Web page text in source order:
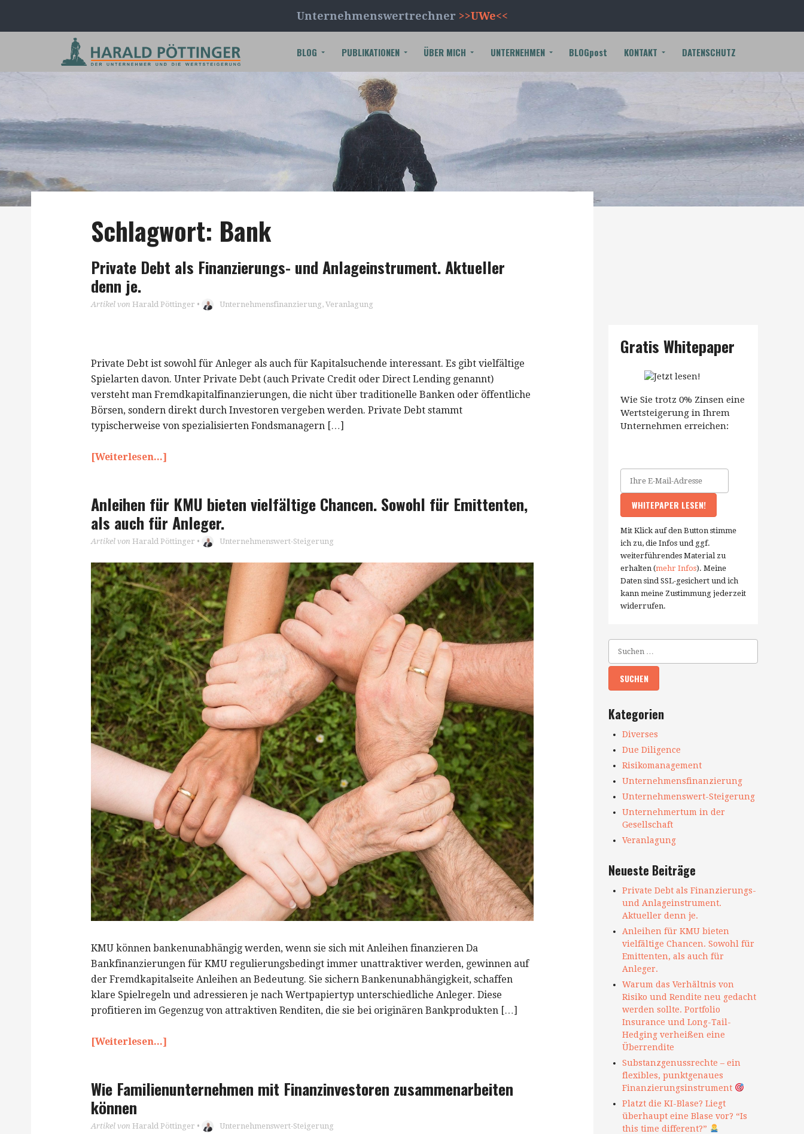
Unternehmenswertrechner >>UWe<<
BLOG PUBLIKATIONEN ÜBER MICH UNTERNEHMEN BLOGpost KONTAKT DATENSCHUTZ
Schlagwort: Bank
Private Debt als Finanzierungs- und Anlageinstrument. Aktueller
denn je.
Artikel von Harald Pöttinger • Unternehmensfinanzierung, Veranlagung
Private Debt ist sowohl für Anleger als auch für Kapitalsuchende interessant. Es gibt vielfältige
Spielarten davon. Unter Private Debt (auch Private Credit oder Direct Lending genannt)
versteht man Fremdkapitalfinanzierungen, die nicht über traditionelle Banken oder öffentliche
Börsen, sondern direkt durch Investoren vergeben werden. Private Debt stammt
typischerweise von spezialisierten Fondsmanagern […]
[Weiterlesen...]
Anleihen für KMU bieten vielfältige Chancen. Sowohl für Emittenten,
als auch für Anleger.
Artikel von Harald Pöttinger • Unternehmenswert-Steigerung
KMU können bankenunabhängig werden, wenn sie sich mit Anleihen finanzieren Da
Bankfinanzierungen für KMU regulierungsbedingt immer unattraktiver werden, gewinnen auf
der Fremdkapitalseite Anleihen an Bedeutung. Sie sichern Bankenunabhängigkeit, schaffen
klare Spielregeln und adressieren je nach Wertpapiertyp unterschiedliche Anleger. Diese
profitieren im Gegenzug von attraktiven Renditen, die sie bei originären Bankprodukten […]
[Weiterlesen...]
Wie Familienunternehmen mit Finanzinvestoren zusammenarbeiten
können
Artikel von Harald Pöttinger • Unternehmenswert-Steigerung
Gratis Whitepaper
Wie Sie trotz 0% Zinsen eine
Wertsteigerung in Ihrem
Unternehmen erreichen:
Mit Klick auf den Button stimme
ich zu, die Infos und ggf.
weiterführendes Material zu
erhalten (mehr Infos). Meine
Daten sind SSL-gesichert und ich
kann meine Zustimmung jederzeit
widerrufen.
Kategorien
Diverses
Due Diligence
Risikomanagement
Unternehmensfinanzierung
Unternehmenswert-Steigerung
Unternehmertum in der
Gesellschaft
Veranlagung
Neueste Beiträge
Private Debt als Finanzierungs-
und Anlageinstrument.
Aktueller denn je.
Anleihen für KMU bieten
vielfältige Chancen. Sowohl für
Emittenten, als auch für
Anleger.
Warum das Verhältnis von
Risiko und Rendite neu gedacht
werden sollte. Portfolio
Insurance und Long-Tail-
Hedging verheißen eine
Überrendite
Substanzgenussrechte – ein
flexibles, punktgenaues
Finanzierungsinstrument
Platzt die KI-Blase? Liegt
überhaupt eine Blase vor? “Is
this time different?”